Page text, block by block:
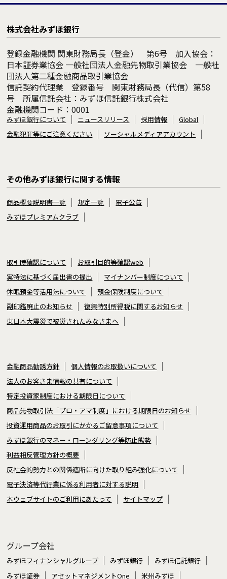
株式会社みずほ銀行
登録金融機関 関東財務局長（登金） 第6号 加入協会：
日本証券業協会 一般社団法人金融先物取引業協会 一般社
団法人第二種金融商品取引業協会
信託契約代理業 登録番号 関東財務局長（代信）第58
号 所属信託会社：みずほ信託銀行株式会社
金融機関コード：0001
みずほ銀行について ニュースリリース 採用情報
Global
金融犯罪等にご注意ください
ソーシャルメディアアカウント
その他みずほ銀行に関する情報
商品概要説明書一覧 規定一覧
電子公告
みずほプレミアムクラブ
取引時確認について
お取引目的等確認web
実特法に基づく届出書の提出
マイナンバー制度について
休眠預金等活用法について
預金保険制度について
副印鑑廃止のお知らせ
復興特別所得税に関するお知らせ
東日本大震災で被災されたみなさまへ
金融商品勧誘方針
個人情報のお取扱いについて
法人のお客さま情報の共有について
特定投資家制度における期限日について
商品先物取引法「プロ・アマ制度」における期限日のお知らせ
投資運用商品のお取引にかかるご留意事項について
みずほ銀行のマネー・ローンダリング等防止態勢
利益相反管理方針の概要
反社会的勢力との関係遮断に向けた取り組み強化について
電子決済等代行業に係る利用者に対する説明
本ウェブサイトのご利用にあたって
サイトマップ
グループ会社
みずほフィナンシャルグループ みずほ銀行
みずほ信託銀行
みずほ証券
アセットマネジメントOne 米州みずほ